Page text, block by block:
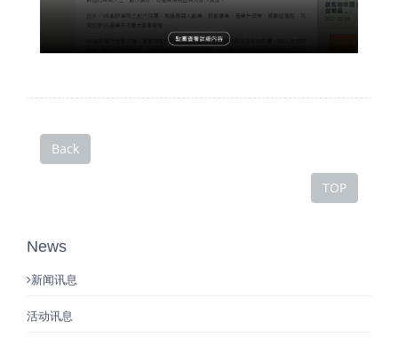
Back
TOP
News
新闻讯息
活动讯息